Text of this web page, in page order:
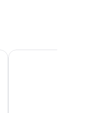
โรงแรม เซเรเนลลา